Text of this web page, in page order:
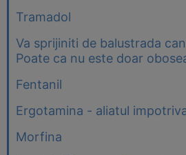
Tramadol
Va sprijiniti de balustrada
Poate ca nu este doar
Fentanil
Ergotamina - aliatul
Morfina